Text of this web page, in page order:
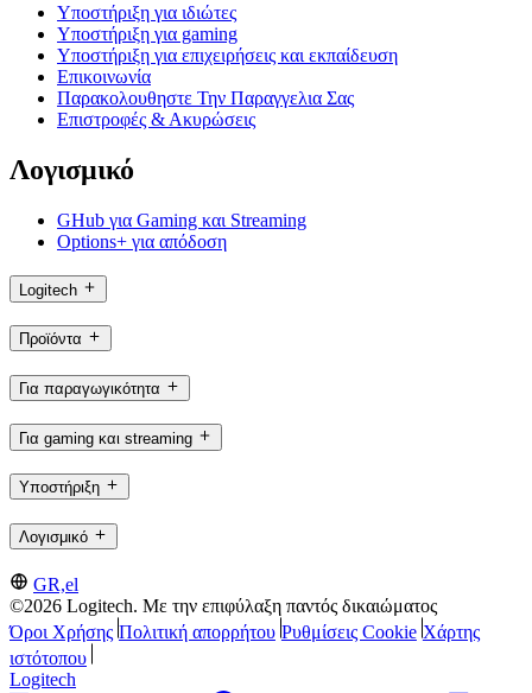
Υποστήριξη για ιδιώτες
Υποστήριξη για gaming
Υποστήριξη για επιχειρήσεις και εκπαίδευση
Επικοινωνία
Παρακολουθηστε Την Παραγγελια Σας
Επιστροφές & Ακυρώσεις
Λογισμικό
GHub για Gaming και Streaming
Options+ για απόδοση
Logitech
Προϊόντα
Για παραγωγικότητα
Για gaming και streaming
Υποστήριξη
Λογισμικό
GR,el
©2026 Logitech. Με την επιφύλαξη παντός δικαιώματος
Όροι Χρήσης Πολιτική απορρήτου Ρυθμίσεις Cookie Χάρτης
ιστότοπου
Logitech